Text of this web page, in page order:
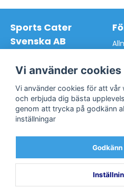
Sports Cater
Svenska AB
Org.nr: 559024-7762
Mail:info@sportscater.se
Bli
Support
Allmänna villkor
Kontakta oss
Vi använder cookies
Vi använder cookies för att vår
och erbjuda dig bästa
genom att trycka på godkänn
inställningar
Godkänn